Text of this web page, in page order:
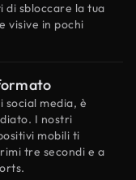
sbloccare la tua
visive in pochi
media, è
I nostri
mobili ti
tre secondi e a